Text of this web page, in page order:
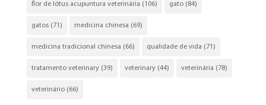
flor de lótus acupuntura veterinária (106) gato(84)
gatos(71) medicina chinesa (69)
medicina tradicional chinesa (66) qualidade de vida (71)
tratamento veterinary(39) veterinary(44) veterinária (78)
veterinário(66)